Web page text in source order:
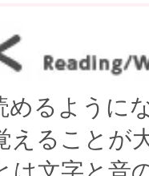
めるように
えることが